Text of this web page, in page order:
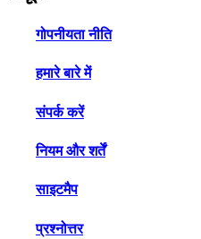
गोपनीयता नीति
हमारे बारे में
संपर्क करें
नियम और शर्तें
साइटमैप
प्रश्नोत्तर